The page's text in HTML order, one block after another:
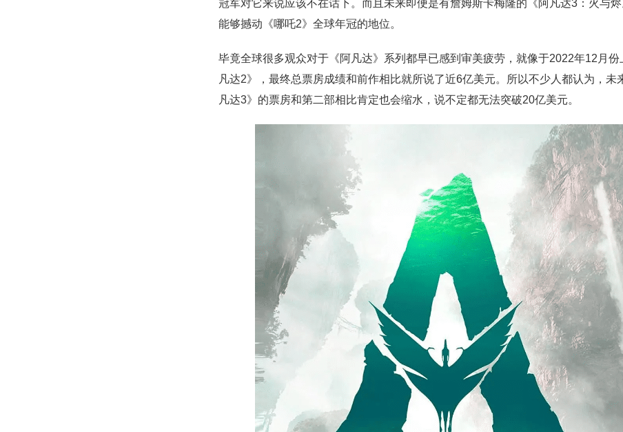
冠军对它来说应该不在话下。而且未来即便是有詹姆斯卡梅隆的《阿凡达3：火与
能够撼动《哪吒2》全球年冠的地位。
毕竟全球很多观众对于《阿凡达》系列都早已感到审美疲劳，就像于2022年12月份
凡达2》，最终总票房成绩和前作相比就所说了近6亿美元。所以不少人都认为，未
凡达3》的票房和第二部相比肯定也会缩水，说不定都无法突破20亿美元。